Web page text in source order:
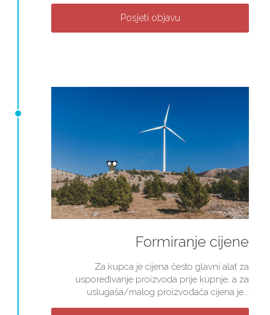
Posjeti objavu
Formiranje cijene
Za kupca je cijena često glavni alat za
uspoređivanje proizvoda prije kupnje, a za
uslugaša/malog proizvođača cijena je...